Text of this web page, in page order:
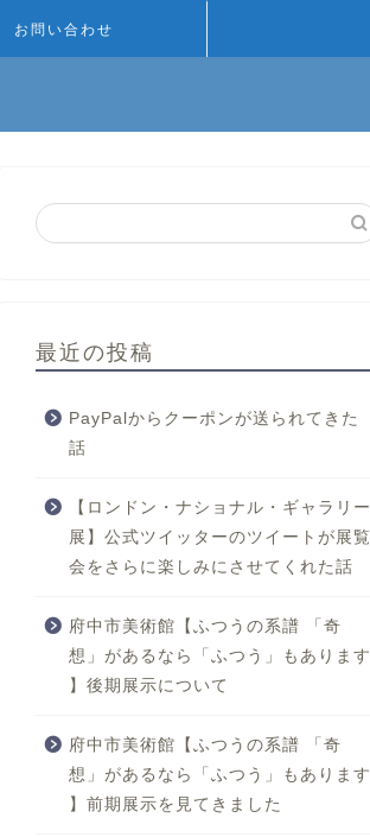
お問い合わせ
最近の投稿
PayPalからクーポンが送られてきた
話
【ロンドン・ナショナル・ギャラリー
展】公式ツイッターのツイートが展覧
会をさらに楽しみにさせてくれた話
府中市美術館【ふつうの系譜 「奇
想」があるなら「ふつう」もあります
】後期展示について
府中市美術館【ふつうの系譜 「奇
想」があるなら「ふつう」もあります
】前期展示を見てきました